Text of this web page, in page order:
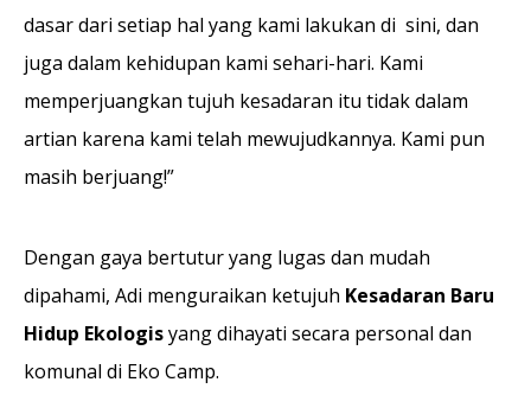
dasar dari setiap hal yang kami lakukan di sini, dan
juga dalam kehidupan kami sehari-hari. Kami
memperjuangkan tujuh kesadaran itu tidak dalam
artian karena kami telah mewujudkannya. Kami pun
masih berjuang!”
Dengan gaya bertutur yang lugas dan mudah
dipahami, Adi menguraikan ketujuh Kesadaran Baru
Hidup Ekologisyang dihayati secara personal dan
komunal di Eko Camp.